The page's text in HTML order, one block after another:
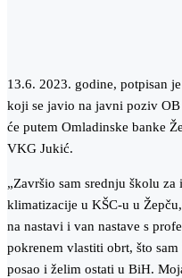
13.6. 2023. godine, potpisan
koji se javio na javni poziv
će putem Omladinske banke
VKG Jukić.
„Završio sam srednju školu
klimatizacije u KŠC-u u
na nastavi i van nastave s
pokrenem vlastiti obrt, što
posao i želim ostati u BiH.